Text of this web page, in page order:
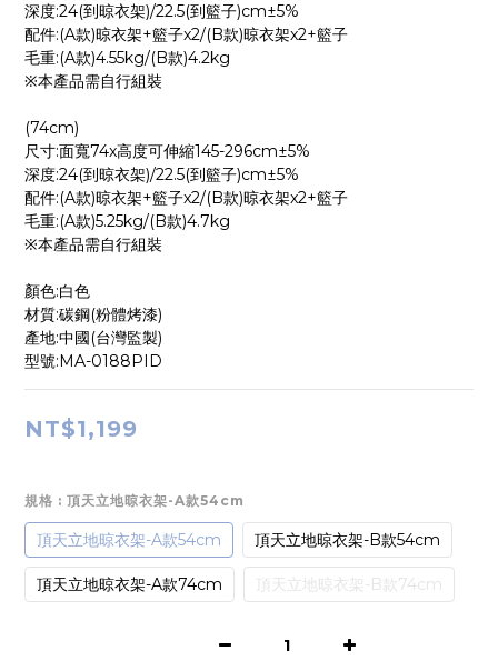
深度:24(到晾衣架)/22.5(到籃子)cm±5%
配件:(A款)晾衣架+籃子x2/(B款)晾衣架x2+籃子
毛重:(A款)4.55kg/(B款)4.2kg
※本產品需自行組裝
(74cm)
尺寸:面寬74x高度可伸縮145-296cm±5%
深度:24(到晾衣架)/22.5(到籃子)cm±5%
配件:(A款)晾衣架+籃子x2/(B款)晾衣架x2+籃子
毛重:(A款)5.25kg/(B款)4.7kg
※本產品需自行組裝
顏色:白色
材質:碳鋼(粉體烤漆)
產地:中國(台灣監製)
型號:MA-0188PID
NT$1,199
規格 : 頂天立地晾衣架-A款54cm
頂天立地晾衣架-A款54cm 頂天立地晾衣架-B款54cm
頂天立地晾衣架-A款74cm 頂天立地晾衣架-B款74cm